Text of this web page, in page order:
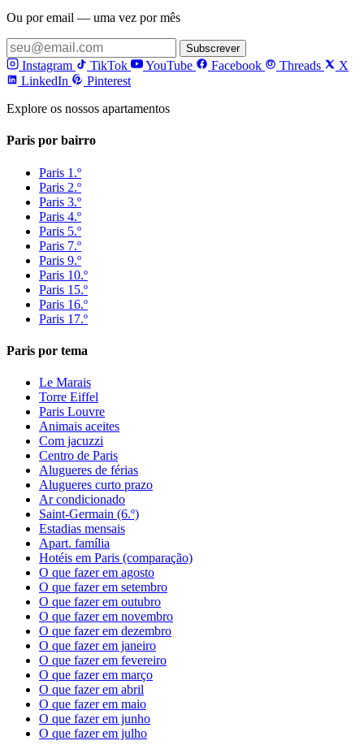
Ou por email — uma vez por mês
Subscrever
Instagram TikTok YouTube Facebook Threads
X
LinkedIn
Pinterest
Explore os nossos apartamentos
Paris por bairro
Paris 1.º
Paris 2.º
Paris 3.º
Paris 4.º
Paris 5.º
Paris 7.º
Paris 9.º
Paris 10.º
Paris 15.º
Paris 16.º
Paris 17.º
Paris por tema
Le Marais
Torre Eiffel
Paris Louvre
Animais aceites
Com jacuzzi
Centro de Paris
Alugueres de férias
Alugueres curto prazo
Ar condicionado
Saint-Germain (6.º)
Estadias mensais
Apart. família
Hotéis em Paris (comparação)
O que fazer em agosto
O que fazer em setembro
O que fazer em outubro
O que fazer em novembro
O que fazer em dezembro
O que fazer em janeiro
O que fazer em fevereiro
O que fazer em março
O que fazer em abril
O que fazer em maio
O que fazer em junho
O que fazer em julho